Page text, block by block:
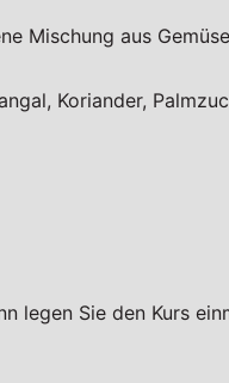
Mischung aus
Koriander,
legen Sie den Kurs